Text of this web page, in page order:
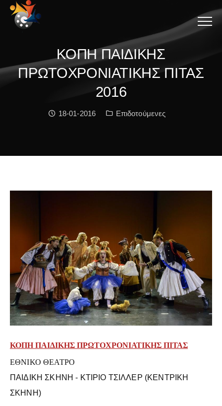
ΚΟΠΗ ΠΑΙΔΙΚΗΣ
ΠΡΩΤΟΧΡΟΝΙΑΤΙΚΗΣ ΠΙΤΑΣ
2016
Date:
18-01-2016 Κατηγορία:
Επιδοτούμενες
ΚΟΠΗ ΠΑΙΔΙΚΗΣ ΠΡΩΤΟΧΡΟΝΙΑΤΙΚΗΣ ΠΙΤΑΣ
ΕΘΝΙΚΟ ΘΕΑΤΡΟ
ΠΑΙΔΙΚΗ ΣΚΗΝΗ - ΚΤΙΡΙΟ ΤΣΙΛΛΕΡ (ΚΕΝΤΡΙΚΗ
ΣΚΗΝΗ)